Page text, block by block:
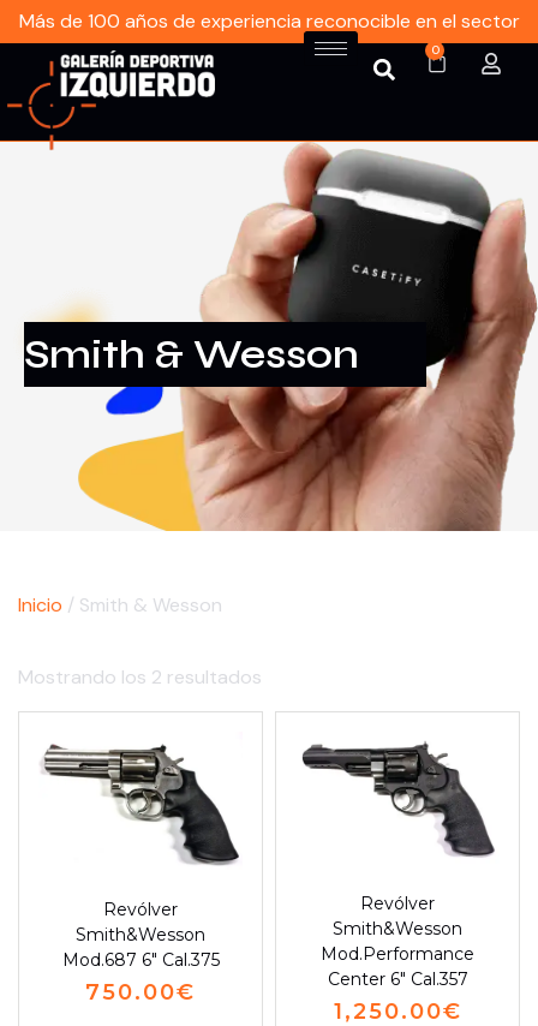
Más de 100 años de experiencia reconocible en el sector
0
Smith & Wesson
Inicio / Smith & Wesson
Mostrando los 2 resultados
Revólver
Smith&Wesson
Mod.687 6″ Cal.375
750.00€
Revólver
Smith&Wesson
Mod.Performance
Center 6″ Cal.357
1,250.00€